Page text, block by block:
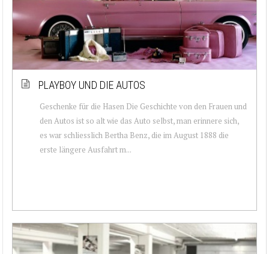
PLAYBOY UND DIE AUTOS
Geschenke für die Hasen Die Geschichte von den Frauen und
den Autos ist so alt wie das Auto selbst, man erinnere sich,
es war schliesslich Bertha Benz, die im August 1888 die
erste längere Ausfahrt m...